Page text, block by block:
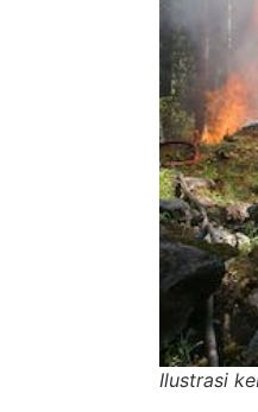
Ilustrasi